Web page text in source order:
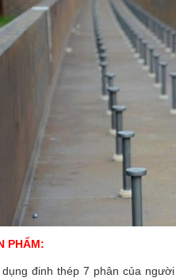
PHẨM:
đinh thép 7 phân của